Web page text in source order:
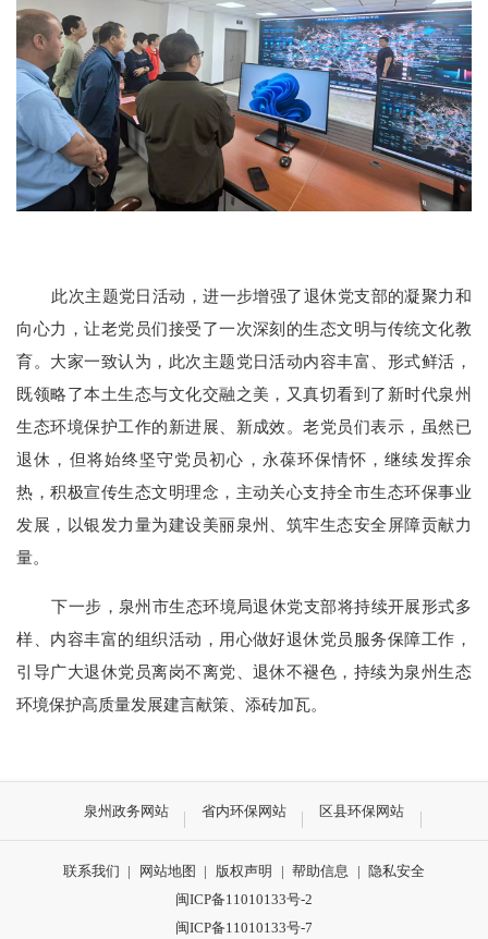
此次主题党日活动，进一步增强了退休党支部的凝聚力和
向心力，让老党员们接受了一次深刻的生态文明与传统文化教
育。大家一致认为，此次主题党日活动内容丰富、形式鲜活，
既领略了本土生态与文化交融之美，又真切看到了新时代泉州
生态环境保护工作的新进展、新成效。老党员们表示，虽然已
退休，但将始终坚守党员初心，永葆环保情怀，继续发挥余
热，积极宣传生态文明理念，主动关心支持全市生态环保事业
发展，以银发力量为建设美丽泉州、筑牢生态安全屏障贡献力
量。
下一步，泉州市生态环境局退休党支部将持续开展形式多
样、内容丰富的组织活动，用心做好退休党员服务保障工作，
引导广大退休党员离岗不离党、退休不褪色，持续为泉州生态
环境保护高质量发展建言献策、添砖加瓦。
泉州政务网站 省内环保网站 区县环保网站
联系我们 | 网站地图 | 版权声明 | 帮助信息 | 隐私安全
闽ICP备11010133号-2
闽ICP备11010133号-7